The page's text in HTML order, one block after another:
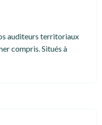
auditeurs territoriaux
compris. Situés à